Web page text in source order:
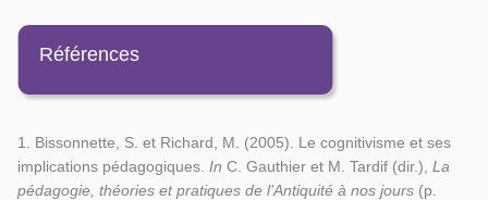
Références
1. Bissonnette, S. et Richard, M. (2005). Le cognitivisme et ses
implications pédagogiques. In C. Gauthier et M. Tardif (dir.), La
pédagogie, théories et pratiques de l’Antiquité à nos jours(p.